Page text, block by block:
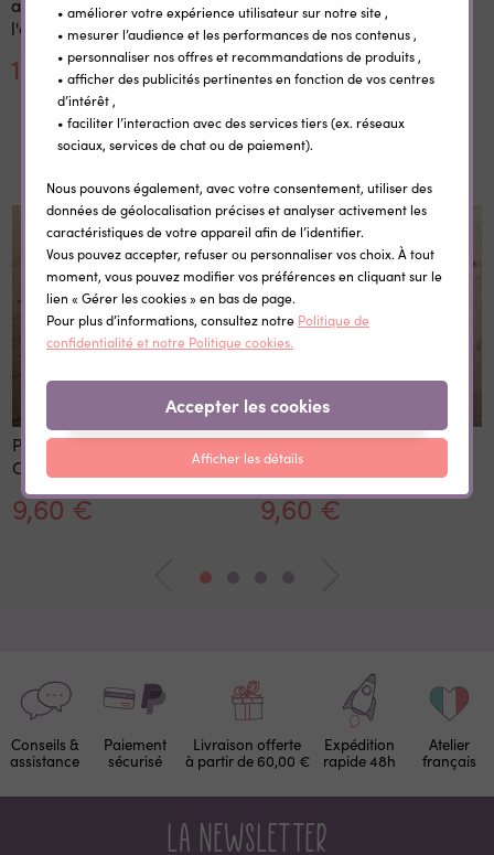
l'enfant (30 pièces)
14,40 € 6,20 €
Dans la même catégorie
Pochon personnalisable
Cerf
9,60 €
Pochon personnalisable
Baleine
9,60 €
Conseils &
assistance
Paiement
sécurisé
Livraison offerte
à partir de 60,00 €
Expédition
rapide 48h
Atelier
français
La newsletter
• améliorer votre expérience utilisateur sur notre site ,
• mesurer l’audience et les performances de nos contenus ,
• personnaliser nos offres et recommandations de produits ,
• afficher des publicités pertinentes en fonction de vos centres
d’intérêt ,
• faciliter l’interaction avec des services tiers (ex. réseaux
sociaux, services de chat ou de paiement).
Nous pouvons également, avec votre consentement, utiliser des
données de géolocalisation précises et analyser activement les
caractéristiques de votre appareil afin de l’identifier.
Vous pouvez accepter, refuser ou personnaliser vos choix. À tout
moment, vous pouvez modifier vos préférences en cliquant sur le
lien « Gérer les cookies » en bas de page.
Pour plus d’informations, consultez notre Politique de
confidentialité et notre Politique cookies.
Accepter les cookies
Afficher les détails